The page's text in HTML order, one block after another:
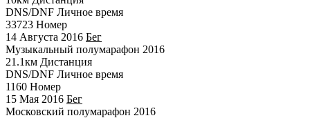
DNS/DNF Личное время
33723 Номер
14 Августа 2016 Бег
Музыкальный полумарафон 2016
21.1км Дистанция
DNS/DNF Личное время
1160 Номер
15 Мая 2016 Бег
Московский полумарафон 2016